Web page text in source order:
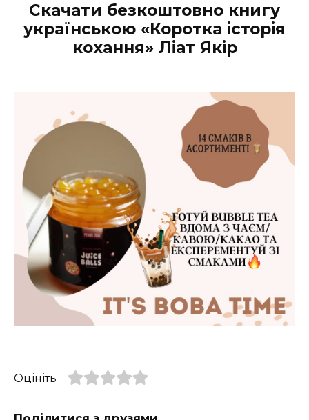
Скачати безкоштовно книгу
українською «Коротка історія
кохання» Ліат Якір
Оцініть